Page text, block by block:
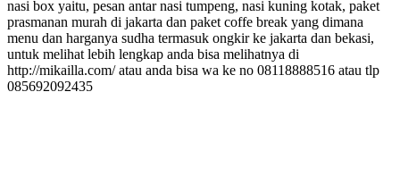
nasi box yaitu, pesan antar nasi tumpeng, nasi kuning kotak, paket
prasmanan murah di jakarta dan paket coffe break yang dimana
menu dan harganya sudha termasuk ongkir ke jakarta dan bekasi,
untuk melihat lebih lengkap anda bisa melihatnya di
http://mikailla.com/ atau anda bisa wa ke no 08118888516 atau tlp
085692092435